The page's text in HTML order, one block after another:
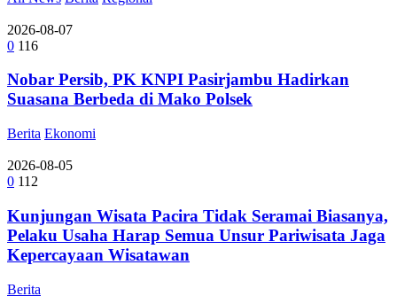
2026-08-07
0 116
Nobar Persib, PK KNPI Pasirjambu Hadirkan
Suasana Berbeda di Mako Polsek
Berita Ekonomi
2026-08-05
0 112
Kunjungan Wisata Pacira Tidak Seramai Biasanya,
Pelaku Usaha Harap Semua Unsur Pariwisata Jaga
Kepercayaan Wisatawan
Berita